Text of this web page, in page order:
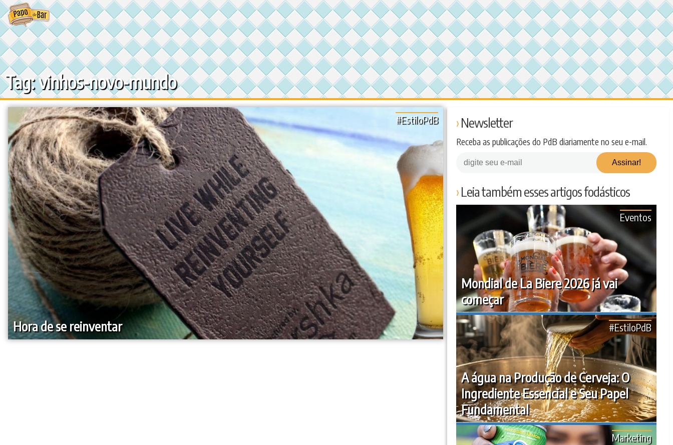
Ir
para
o
conteúdo
Tag: vinhos-novo-mundo
Hora de se reinventar
#EstiloPdB Newsletter
Receba as publicações do PdB diariamente no seu e-mail.
Leia também esses artigos fodásticos
Mondial de La Biere 2026 já vai
começar
Eventos
A água na Produção de Cerveja: O
Ingrediente Essencial e Seu Papel
Fundamental
#EstiloPdB
Marketing